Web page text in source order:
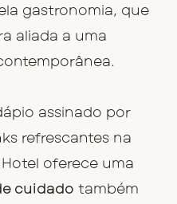
gastronomia, que
aliada a uma
assinado por
refrescantes na
oferece uma
cuidado também